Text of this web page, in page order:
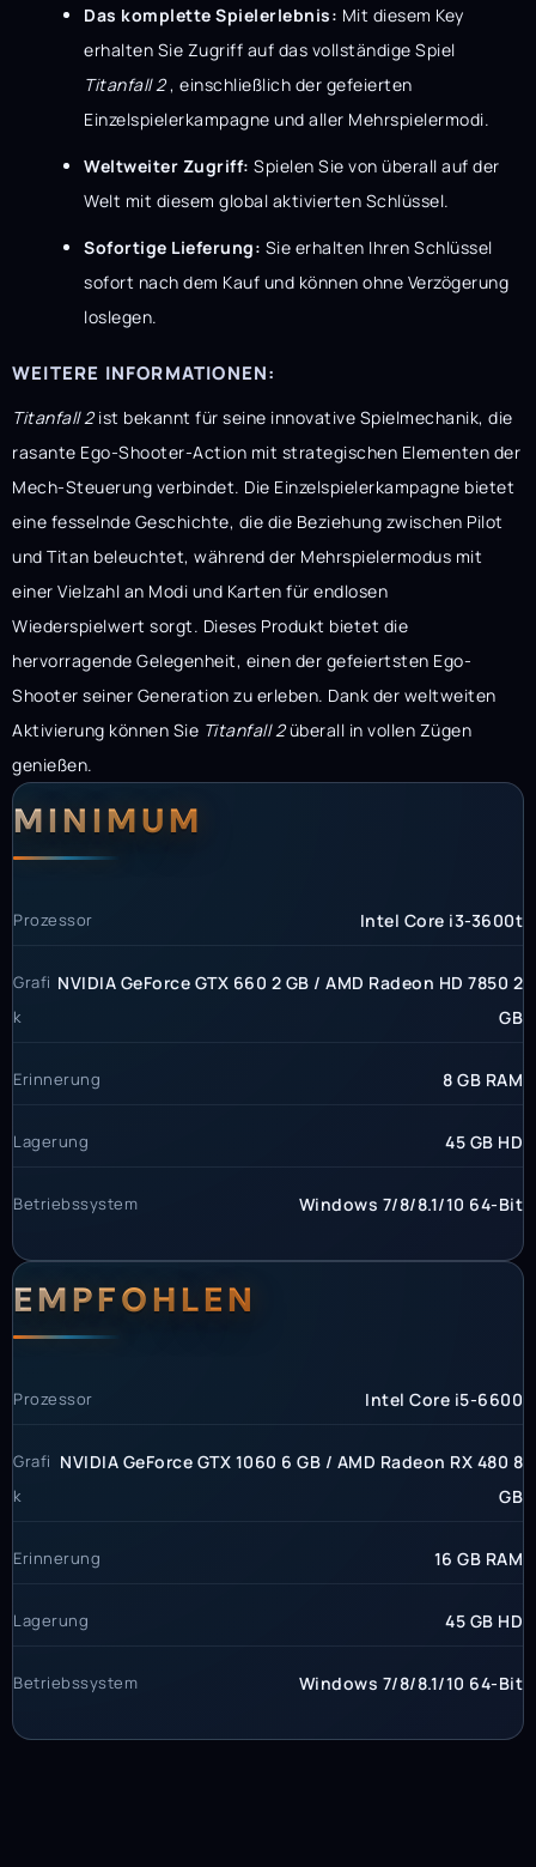
Das komplette Spielerlebnis: Mit diesem Key
erhalten Sie Zugriff auf das vollständige Spiel
Titanfall 2, einschließlich der gefeierten
Einzelspielerkampagne und aller Mehrspielermodi.
Weltweiter Zugriff: Spielen Sie von überall auf der
Welt mit diesem global aktivierten Schlüssel.
Sofortige Lieferung: Sie erhalten Ihren Schlüssel
sofort nach dem Kauf und können ohne Verzögerung
loslegen.
WEITERE INFORMATIONEN:
Titanfall 2ist bekannt für seine innovative Spielmechanik, die
rasante Ego-Shooter-Action mit strategischen Elementen der
Mech-Steuerung verbindet. Die Einzelspielerkampagne bietet
eine fesselnde Geschichte, die die Beziehung zwischen Pilot
und Titan beleuchtet, während der Mehrspielermodus mit
einer Vielzahl an Modi und Karten für endlosen
Wiederspielwert sorgt. Dieses Produkt bietet die
hervorragende Gelegenheit, einen der gefeiertsten Ego-
Shooter seiner Generation zu erleben. Dank der weltweiten
Aktivierung können Sie Titanfall 2überall in vollen Zügen
genießen.
MINIMUM
Prozessor Intel Core i3-3600t
Grafi
k
NVIDIA GeForce GTX 660 2 GB / AMD Radeon HD 7850 2
GB
Erinnerung 8 GB RAM
Lagerung 45 GB HD
Betriebssystem Windows 7/8/8.1/10 64-Bit
EMPFOHLEN
Prozessor Intel Core i5-6600
Grafi
k
NVIDIA GeForce GTX 1060 6 GB / AMD Radeon RX 480 8
GB
Erinnerung 16 GB RAM
Lagerung 45 GB HD
Betriebssystem Windows 7/8/8.1/10 64-Bit